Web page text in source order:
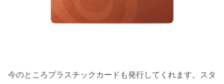
今のところプラスチックカードも発行してくれます。スタ